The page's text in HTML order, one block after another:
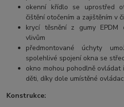
okenní křídlo se uprostřed
čištění otočením a zajištěním v
krycí těsnění z gumy EPDM
vlivům
předmontované úchyty
spolehlivé spojení okna se
okno mohou pohodlně
děti, díky dole umístěné
Konstrukce: